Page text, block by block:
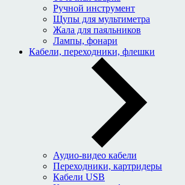
Ручной инструмент
Щупы для мультиметра
Жала для паяльников
Лампы, фонари
Кабели, переходники, флешки
Аудио-видео кабели
Переходники, картридеры
Кабели USB